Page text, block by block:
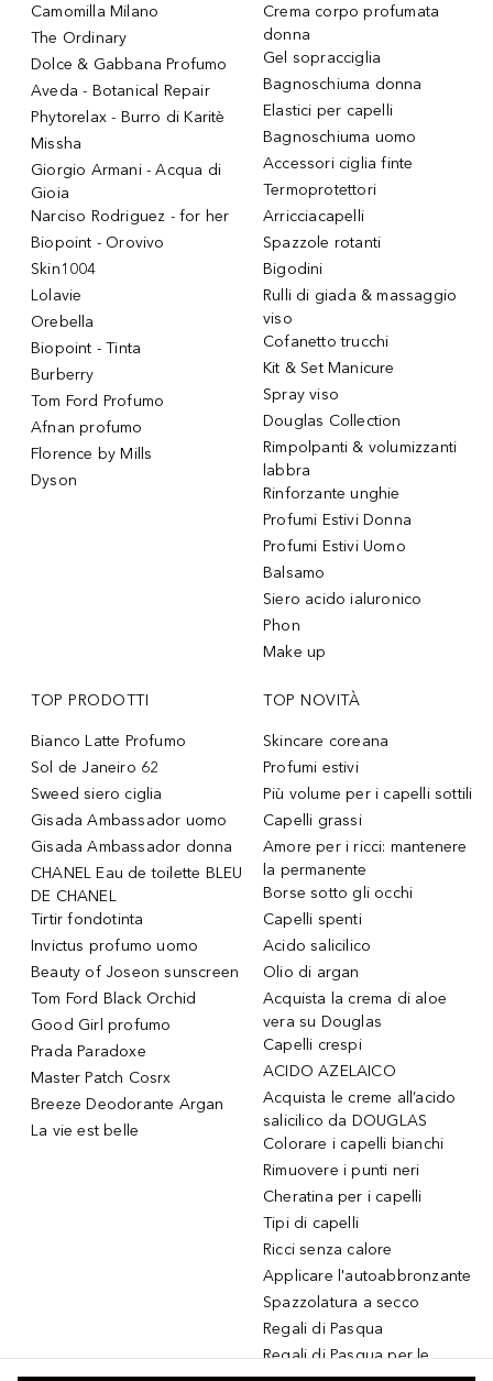
Camomilla Milano
The Ordinary
Dolce & Gabbana Profumo
Aveda - Botanical Repair
Phytorelax - Burro di Karitè
Missha
Giorgio Armani - Acqua di
Gioia
Narciso Rodriguez - for her
Biopoint - Orovivo
Skin1004
Lolavie
Orebella
Biopoint - Tinta
Burberry
Tom Ford Profumo
Afnan profumo
Florence by Mills
Dyson
Crema corpo profumata
donna
Gel sopracciglia
Bagnoschiuma donna
Elastici per capelli
Bagnoschiuma uomo
Accessori ciglia finte
Termoprotettori
Arricciacapelli
Spazzole rotanti
Bigodini
Rulli di giada & massaggio
viso
Cofanetto trucchi
Kit & Set Manicure
Spray viso
Douglas Collection
Rimpolpanti & volumizzanti
labbra
Rinforzante unghie
Profumi Estivi Donna
Profumi Estivi Uomo
Balsamo
Siero acido ialuronico
Phon
Make up
TOP PRODOTTI
Bianco Latte Profumo
Sol de Janeiro 62
Sweed siero ciglia
Gisada Ambassador uomo
Gisada Ambassador donna
CHANEL Eau de toilette BLEU
DE CHANEL
Tirtir fondotinta
Invictus profumo uomo
Beauty of Joseon sunscreen
Tom Ford Black Orchid
Good Girl profumo
Prada Paradoxe
Master Patch Cosrx
Breeze Deodorante Argan
La vie est belle
TOP NOVITÀ
Skincare coreana
Profumi estivi
Più volume per i capelli sottili
Capelli grassi
Amore per i ricci: mantenere
la permanente
Borse sotto gli occhi
Capelli spenti
Acido salicilico
Olio di argan
Acquista la crema di aloe
vera su Douglas
Capelli crespi
ACIDO AZELAICO
Acquista le creme all’acido
salicilico da DOUGLAS
Colorare i capelli bianchi
Rimuovere i punti neri
Cheratina per i capelli
Tipi di capelli
Ricci senza calore
Applicare l'autoabbronzante
Spazzolatura a secco
Regali di Pasqua
Regali di Pasqua per le